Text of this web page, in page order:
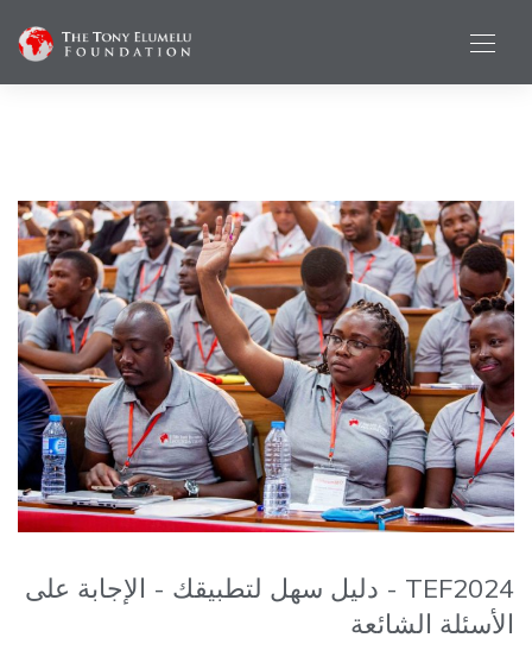
TEF2024 - دليل سهل لتطبيقك - الإجابة على
الأسئلة الشائعة